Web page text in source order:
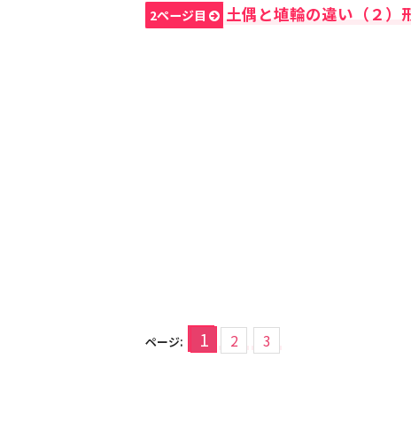
2ページ目 土偶と埴輪の違い（２）
ページ: 1 2 3